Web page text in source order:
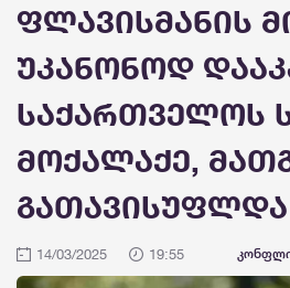
ფლავისმანის
უკანონოდ
საქართველოს
მოქალაქე,
გათავისუფლდა
14/03/2025 19:55